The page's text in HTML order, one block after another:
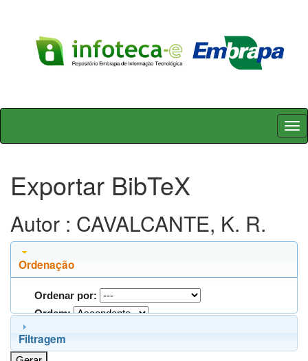
Skip
Exportar BibTeX
Autor : CAVALCANTE, K. R.
Ordenação
Ordenar por:
Ordem:
Filtragem